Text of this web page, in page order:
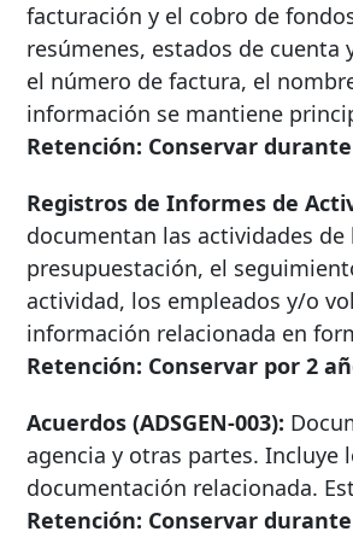
facturación y el cobro de
resúmenes, estados de
el número de factura, el
información se mantiene
Retención: Conservar durante
Registros de Informes de
documentan las actividades
presupuestación, el
actividad, los empleados y/o
información relacionada en
Retención: Conservar por 2
Acuerdos (ADSGEN-003):
agencia y otras partes. Incluye
documentación relacionada.
Retención: Conservar durante